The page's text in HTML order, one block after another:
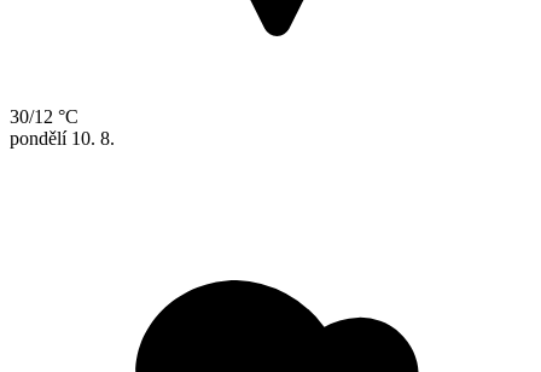
30/12 °C
pondělí 10. 8.